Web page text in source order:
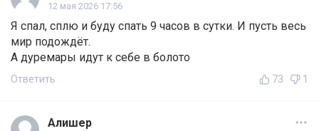
12 мая 2026 17:56
Я спал, сплю и буду спать 9 часов в сутки. И пусть весь
мир подождёт.
А дуремары идут к себе в болото
Ответить 73 1
Алишер